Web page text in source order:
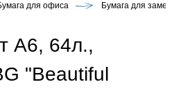
для офиса Бумага для
А6, 64л.,
"Beautiful